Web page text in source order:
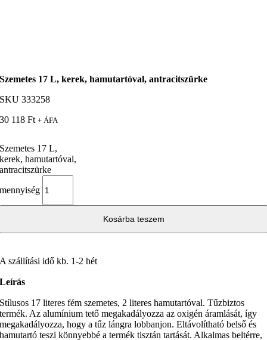
Szemetes 17 L, kerek, hamutartóval, antracitszürke
SKU333258
30 118Ft + ÁFA
Szemetes 17 L,
kerek, hamutartóval,
antracitszürke
mennyiség
Kosárba teszem
A szállítási idő kb. 1-2 hét
Leírás
Stílusos 17 literes fém szemetes, 2 literes hamutartóval. Tűzbiztos
termék. Az alumínium tető megakadályozza az oxigén áramlását, így
megakadályozza, hogy a tűz lángra lobbanjon. Eltávolítható belső és
hamutartó teszi könnyebbé a termék tisztán tartását. Alkalmas beltérre,